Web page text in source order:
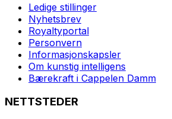
Ledige stillinger
Nyhetsbrev
Royaltyportal
Personvern
Informasjonskapsler
Om kunstig intelligens
Bærekraft i Cappelen Damm
NETTSTEDER